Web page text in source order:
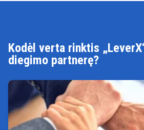
Kodėl verta rinktis
diegimo partnerę?